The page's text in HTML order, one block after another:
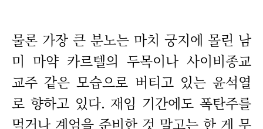
물론 가장 큰 분노는 마치 궁지에 몰린 남
미 마약 카르텔의 두목이나 사이비종교
교주 같은 모습으로 버티고 있는 윤석열
로 향하고 있다. 재임 기간에도 폭탄주를
먹거나 계엄을 준비한 것 말고는 한 게 무